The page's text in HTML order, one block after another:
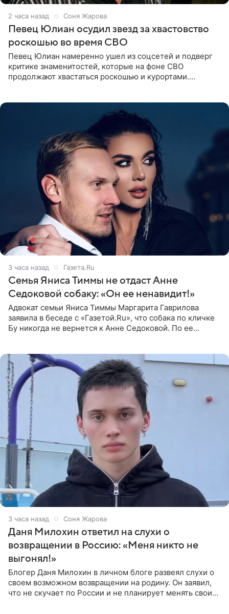
2 часа назад Соня Жарова
Певец Юлиан осудил звезд за хвастовство
роскошью во время СВО
Певец Юлиан намеренно ушел из соцсетей и подверг
критике знаменитостей, которые на фоне СВО
продолжают хвастаться роскошью и курортами.
3 часа назад Газета.Ru
Семья Яниса Тиммы не отдаст Анне
Седоковой собаку: «Он ее ненавидит!»
Адвокат семьи Яниса Тиммы Маргарита Гаврилова
заявила в беседе с «Газетой.Ru», что собака по кличке
Бу никогда не вернется к Анне Седоковой. По ее
3 часа назад Соня Жарова
Даня Милохин ответил на слухи о
возвращении в Россию: «Меня никто не
выгонял!»
Блогер Даня Милохин в личном блоге развеял слухи о
своем возможном возвращении на родину. Он заявил,
что не скучает по России и не планирует менять свои